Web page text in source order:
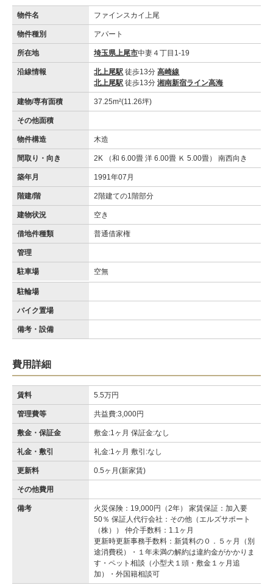
物件名 ファインスカイ上尾
物件種別 アパート
所在地 埼玉県上尾市中妻４丁目1-19
沿線情報 北上尾駅 徒歩13分高崎線
北上尾駅 徒歩13分湘南新宿ライン高海
建物/専有面積 37.25m²(11.26坪)
その他面積
物件構造 木造
間取り・向き 2K （和 6.00畳 洋 6.00畳 Ｋ 5.00畳） 南西向き
築年月 1991年07月
階建/階 2階建ての1階部分
建物状況 空き
借地件種類 普通借家権
管理
駐車場 空無
駐輪場
バイク置場
備考・設備
費用詳細
賃料 5.5万円
管理費等 共益費:3,000円
敷金・保証金 敷金:1ヶ月 保証金:なし
礼金・敷引 礼金:1ヶ月 敷引:なし
更新料 0.5ヶ月(新家賃)
その他費用
備考
火災保険：19,000円（2年） 家賃保証：加入要
50％ 保証人代行会社：その他（エルズサポート
（株）） 仲介手数料：1.1ヶ月
更新時更新事務手数料：新賃料の０．５ヶ月（別
途消費税）・１年未満の解約は違約金がかかりま
す・ペット相談（小型犬１頭・敷金１ヶ月追
加）・外国籍相談可